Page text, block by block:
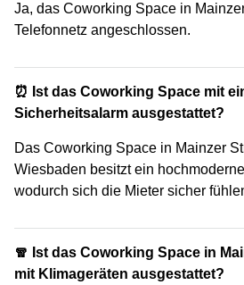
Ja, das Coworking Space in
Telefonnetz angeschlossen.
⏰ Ist das Coworking Space mit
Sicherheitsalarm ausgestattet?
Das Coworking Space in Mainzer
Wiesbaden besitzt ein
wodurch sich die Mieter sicher
🧣 Ist das Coworking Space in
mit Klimageräten ausgestattet?